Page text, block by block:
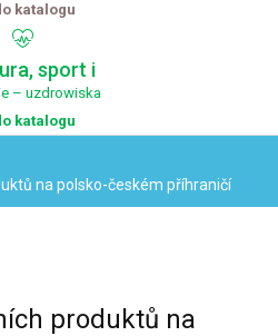
katalogu
sport i
– uzdrowiska
katalogu
na polsko-českém příhraničí
produktů na